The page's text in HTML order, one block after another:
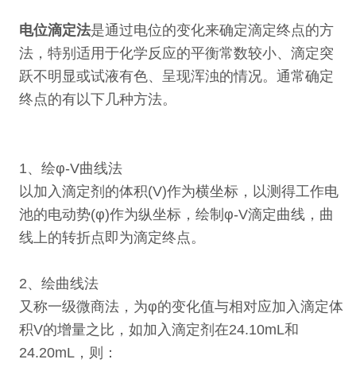
电位滴定法是通过电位的变化来确定滴定终点的方
法，特别适用于化学反应的平衡常数较小、滴定突
跃不明显或试液有色、呈现浑浊的情况。通常确定
终点的有以下几种方法。
1、绘φ-V曲线法
以加入滴定剂的体积(V)作为横坐标，以测得工作电
池的电动势(φ)作为纵坐标，绘制φ-V滴定曲线，曲
线上的转折点即为滴定终点。
2、绘曲线法
又称一级微商法， 为φ的变化值与相对应加入滴定体
积V的增量之比，如加入滴定剂在24.10mL和
24.20mL，则：